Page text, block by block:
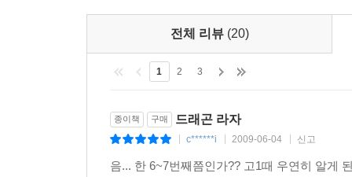
(2000페이지, 7만 원)가 단숨에 모두 판매되었고
2003년 출간된 『눈물을 마시는 새』는 이영도
이렇게 예약 판매 등의 이벤트가 높은 호응을 보
자신이 아는 곳으로 퍼날라 타인에게 알리는 것
공유함으로써 책 출간 정보가 빠르게 모두에게 알
전체 리뷰(20)
종이책 구매 드래곤 라자
| c******i 2009-06-04 | 신고